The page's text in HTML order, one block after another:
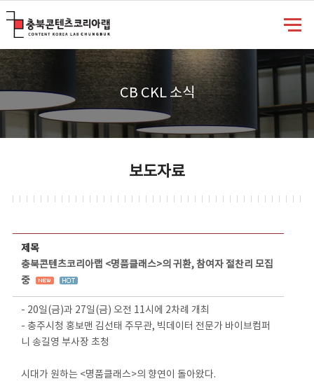
CB CKL 소식
보도자료
제목
충북콘텐츠코리아랩 <명품클래스>의 귀환, 참여자 절찬리 모집
중
- 20일(금)과 27일(금) 오전 11시에 2차례 개최
- 충주시청 홍보맨 김선태 주무관, 빅데이터 전문가 바이브컴퍼
니 송길영 부사장 초청
시대가 원하는 <명품클래스>의 향연이 돌아왔다.